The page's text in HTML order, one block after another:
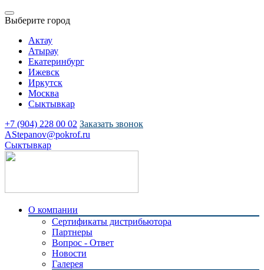
Выберите город
Актау
Атырау
Екатеринбург
Ижевск
Иркутск
Москва
Сыктывкар
+7 (904) 228 00 02 Заказать звонок
AStepanov@pokrof.ru
Сыктывкар
О компании
Сертификаты дистрибьютора
Партнеры
Вопрос - Ответ
Новости
Галерея